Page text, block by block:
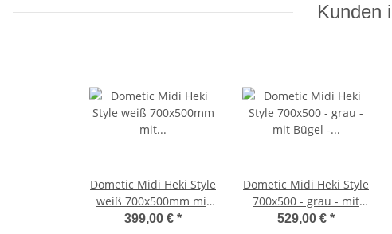
Kunden
Dometic Midi Heki Style
weiß 700x500mm mit
Bügel ohne
399,00 € *
Dometic Midi Heki Style
700x500 - grau - mit
Bügel - ohne
529,00 € *